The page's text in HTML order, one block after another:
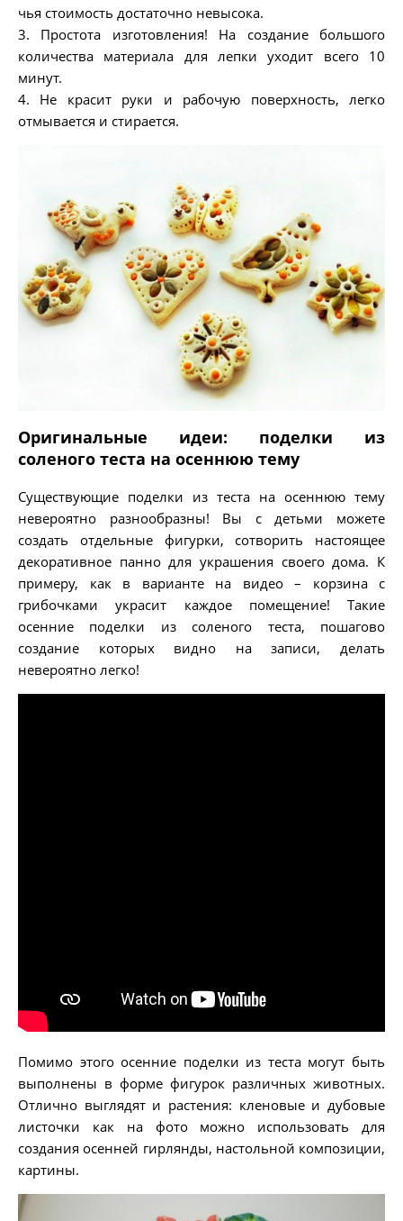
чья стоимость достаточно невысока.
3. Простота изготовления! На создание большого
количества материала для лепки уходит всего 10
минут.
4. Не красит руки и рабочую поверхность, легко
отмывается и стирается.
Оригинальные идеи: поделки из
соленого теста на осеннюю тему
Существующие поделки из теста на осеннюю тему
невероятно разнообразны! Вы с детьми можете
создать отдельные фигурки, сотворить настоящее
декоративное панно для украшения своего дома. К
примеру, как в варианте на видео – корзина с
грибочками украсит каждое помещение! Такие
осенние поделки из соленого теста, пошагово
создание которых видно на записи, делать
невероятно легко!
Помимо этого осенние поделки из теста могут быть
выполнены в форме фигурок различных животных.
Отлично выглядят и растения: кленовые и дубовые
листочки как на фото можно использовать для
создания осенней гирлянды, настольной композиции,
картины.